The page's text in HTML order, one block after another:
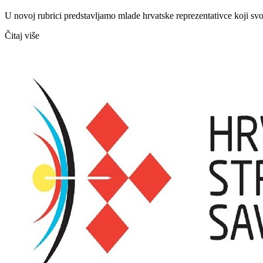
U novoj rubrici predstavljamo mlade hrvatske reprezentativce koji
Čitaj više